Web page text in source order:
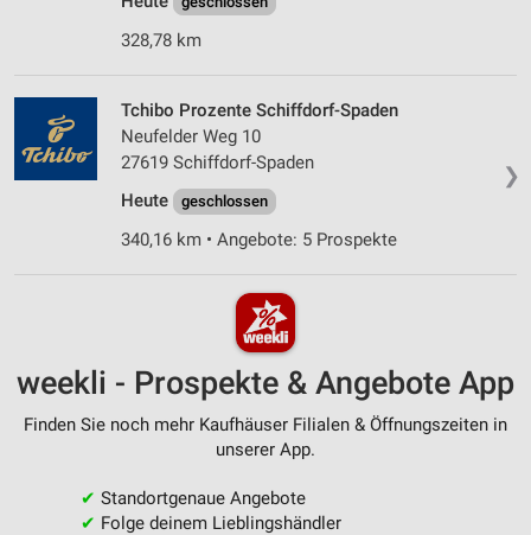
328,78 km
❯
Tchibo Prozente Schiffdorf-Spaden
Neufelder Weg 10
27619 Schiffdorf-Spaden
Heute
geschlossen
340,16 km • Angebote: 5 Prospekte
weekli - Prospekte & Angebote App
Finden Sie noch mehr Kaufhäuser Filialen & Öffnungszeiten in
unserer App.
✔ Standortgenaue Angebote
✔ Folge deinem Lieblingshändler